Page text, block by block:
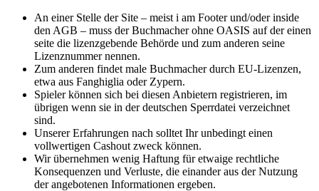
An einer Stelle der Site – meist i am Footer und/oder inside
den AGB – muss der Buchmacher ohne OASIS auf der einen
seite die lizenzgebende Behörde und zum anderen seine
Lizenznummer nennen.
Zum anderen findet male Buchmacher durch EU-Lizenzen,
etwa aus Fanghiglia oder Zypern.
Spieler können sich bei diesen Anbietern registrieren, im
übrigen wenn sie in der deutschen Sperrdatei verzeichnet
sind.
Unserer Erfahrungen nach solltet Ihr unbedingt einen
vollwertigen Cashout zweck können.
Wir übernehmen wenig Haftung für etwaige rechtliche
Konsequenzen und Verluste, die einander aus der Nutzung
der angebotenen Informationen ergeben.